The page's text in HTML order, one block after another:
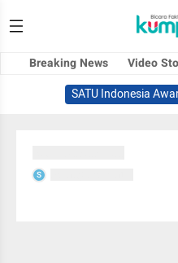
Breaking News Video
SATU Indonesia
S